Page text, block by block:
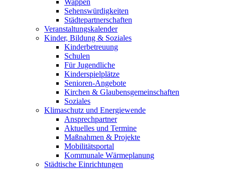
Wappen
Sehenswürdigkeiten
Städtepartnerschaften
Veranstaltungskalender
Kinder, Bildung & Soziales
Kinderbetreuung
Schulen
Für Jugendliche
Kinderspielplätze
Senioren-Angebote
Kirchen & Glaubensgemeinschaften
Soziales
Klimaschutz und Energiewende
Ansprechpartner
Aktuelles und Termine
Maßnahmen & Projekte
Mobilitätsportal
Kommunale Wärmeplanung
Städtische Einrichtungen